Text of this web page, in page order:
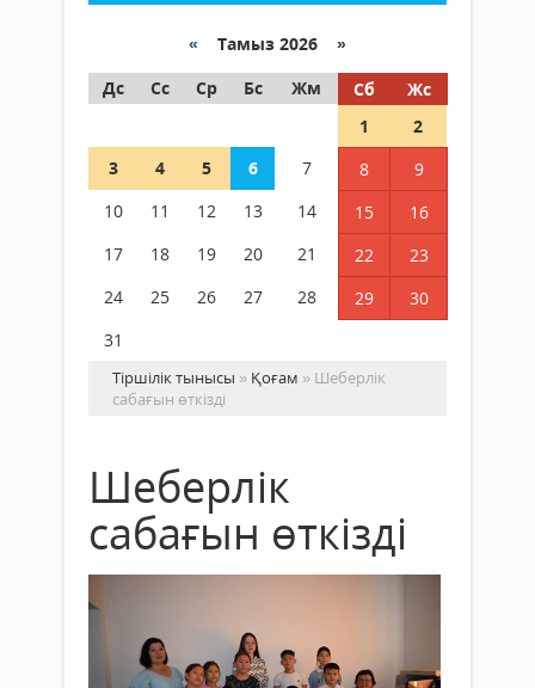
« Тамыз 2026 »
Дс
Сс Ср Бс Жм Сб
Жс
1
2
3
4 5 6 7 8
9
10
11 12 13 14 15
16
17
18 19 20 21 22
23
24
25 26 27 28 29
30
31
Тіршілік тынысы » Қоғам » Шеберлік
сабағын өткізді
Шеберлік
сабағын өткізді